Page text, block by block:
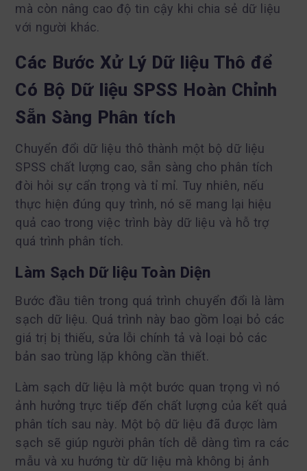
mà còn nâng cao độ tin cậy khi chia sẻ dữ liệu
với người khác.
Các Bước Xử Lý Dữ liệu Thô để
Có Bộ Dữ liệu SPSS Hoàn Chỉnh
Sẵn Sàng Phân tích
Chuyển đổi dữ liệu thô thành một bộ dữ liệu
SPSS chất lượng cao, sẵn sàng cho phân tích
đòi hỏi sự cẩn trọng và tỉ mỉ. Tuy nhiên, nếu
thực hiện đúng quy trình, nó sẽ mang lại hiệu
quả cao trong việc trình bày dữ liệu và hỗ trợ
quá trình phân tích.
Làm Sạch Dữ liệu Toàn Diện
Bước đầu tiên trong quá trình chuyển đổi là làm
sạch dữ liệu. Quá trình này bao gồm loại bỏ các
giá trị bị thiếu, sửa lỗi chính tả và loại bỏ các
bản sao trùng lặp không cần thiết.
Làm sạch dữ liệu là một bước quan trọng vì nó
ảnh hưởng trực tiếp đến chất lượng của kết quả
phân tích sau này. Một bộ dữ liệu đã được làm
sạch sẽ giúp người phân tích dễ dàng tìm ra các
mẫu và xu hướng từ dữ liệu mà không bị ảnh